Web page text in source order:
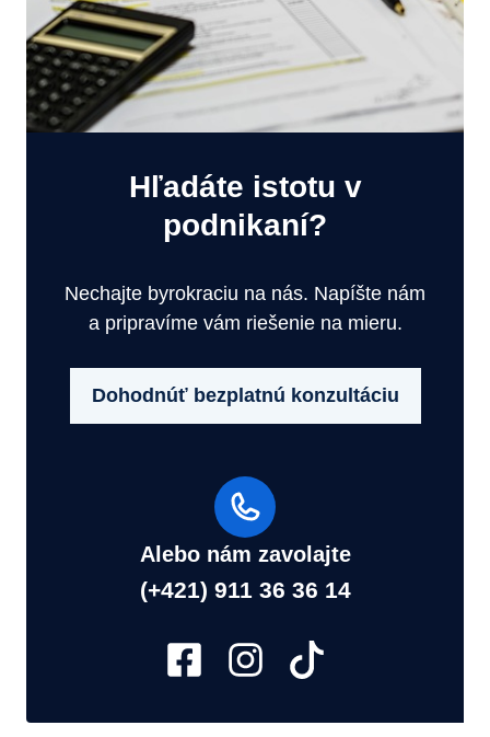
Hľadáte istotu v
podnikaní?
Nechajte byrokraciu na nás. Napíšte nám
a pripravíme vám riešenie na mieru.
Dohodnúť bezplatnú konzultáciu
Alebo nám zavolajte
(+421) 911 36 36 14